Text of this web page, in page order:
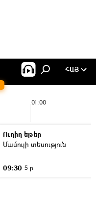
ՀԱՅ
01:00
Ուղիղ եթեր
Մամուլի տեսություն
09:30 5 ր